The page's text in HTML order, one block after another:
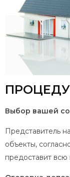
Выбор вашей
Представитель
объекты,
предоставит